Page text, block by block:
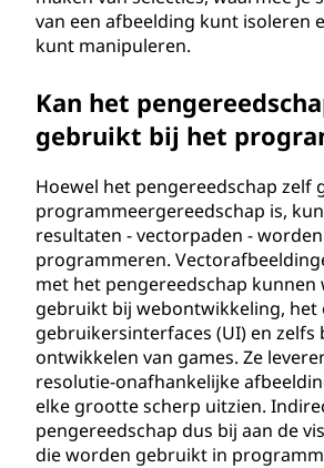
van een afbeelding kunt isoleren
kunt manipuleren.
Kan het
gebruikt bij het
Hoewel het pengereedschap zelf
programmeergereedschap is,
resultaten - vectorpaden -
programmeren.
met het pengereedschap kunnen
gebruikt bij webontwikkeling, het
gebruikersinterfaces (UI) en zelfs
ontwikkelen van games. Ze
resolutie-onafhankelijke
elke grootte scherp uitzien.
pengereedschap dus bij aan de
die worden gebruikt in